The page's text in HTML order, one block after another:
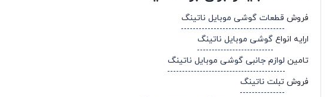
فروش قطعات گوشی موبایل ناتینگ
ارایه انواع گوشی موبایل ناتینگ
تامین لوازم جانبی گوشی موبایل ناتینگ
فروش تبلت ناتینگ